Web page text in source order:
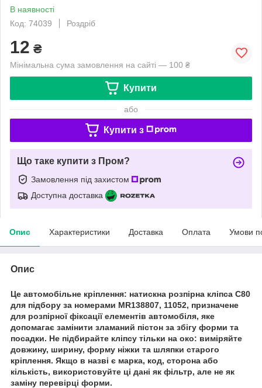
В наявності
Код: 74039
Роздріб
12 ₴
Мінімальна сума замовлення на сайті — 100 ₴
Купити
або
Купити з
Що таке купити з Пром?
Замовлення під захистом
Доступна доставка
Опис Характеристики Доставка Оплата Умови
Опис
Це автомобільне кріплення: натискна розпірна кліпса C80
для підбору за номерами MR138807, 11052, призначене
для розпірної фіксації елементів автомобіля, яке
допомагає замінити зламаний пістон за збігу форми та
посадки. Не підбирайте кліпсу тільки на око: виміряйте
довжину, ширину, форму ніжки та шляпки старого
кріплення. Якщо в назві є марка, код, сторона або
кількість, використовуйте ці дані як фільтр, але не як
заміну перевірці форми.